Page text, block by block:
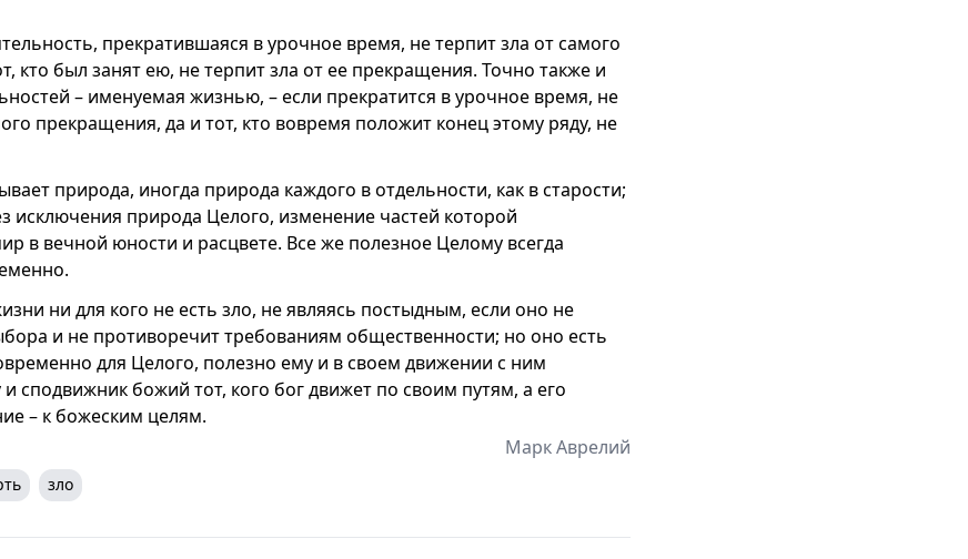
прекратившаяся в урочное время, не терпит зла от самого
кто был занят ею, не терпит зла от ее прекращения. Точно также и
– именуемая жизнью, – если прекратится в урочное время, не
прекращения, да и тот, кто вовремя положит конец этому ряду, не
природа, иногда природа каждого в отдельности, как в старости;
исключения природа Целого, изменение частей которой
в вечной юности и расцвете. Все же полезное Целому всегда
ни для кого не есть зло, не являясь постыдным, если оно не
и не противоречит требованиям общественности; но оно есть
для Целого, полезно ему и в своем движении с ним
и сподвижник божий тот, кого бог движет по своим путям, а его
– к божеским целям.
Марк Аврелий
зло